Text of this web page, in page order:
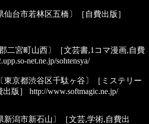
仙台市若林区五橋〕［自費出版］
二宮町山西〕［文芸書,1コマ漫画,自費
net.ne.jp/sohtensya/
〔東京都渋谷区千駄ヶ谷〕［ミステリー
版］
http://www.softmagic.ne.jp/
新潟市新石山〕［文芸,学術,自費出